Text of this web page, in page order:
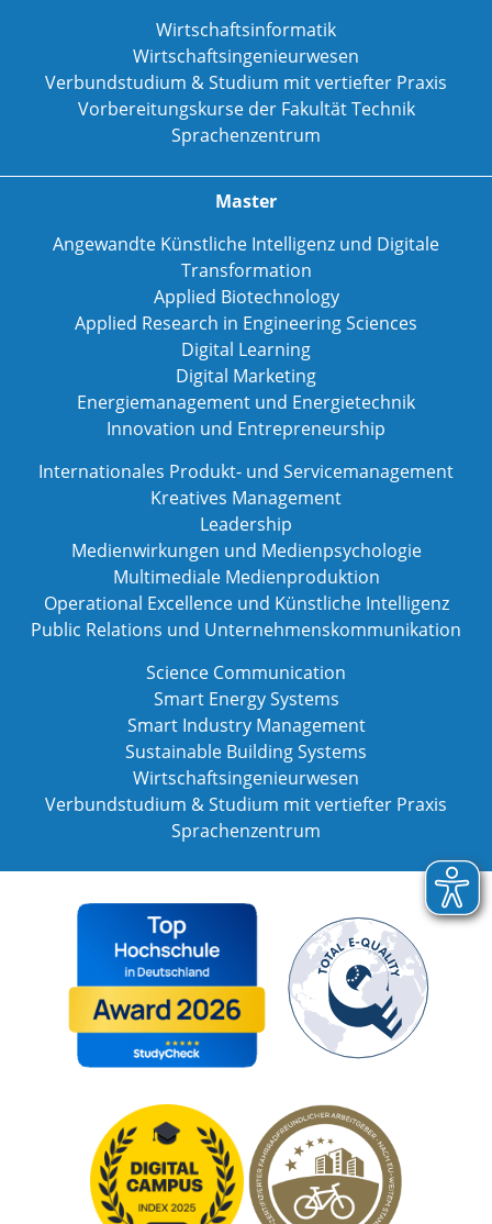
Wirtschaftsinformatik
Wirtschaftsingenieurwesen
Verbundstudium & Studium mit vertiefter Praxis
Vorbereitungskurse der Fakultät Technik
Sprachenzentrum
Master
Angewandte Künstliche Intelligenz und Digitale
Transformation
Applied Biotechnology
Applied Research in Engineering Sciences
Digital Learning
Digital Marketing
Energiemanagement und Energietechnik
Innovation und Entrepreneurship
Internationales Produkt- und Servicemanagement
Kreatives Management
Leadership
Medienwirkungen und Medienpsychologie
Multimediale Medienproduktion
Operational Excellence und Künstliche Intelligenz
Public Relations und Unternehmenskommunikation
Science Communication
Smart Energy Systems
Smart Industry Management
Sustainable Building Systems
Wirtschaftsingenieurwesen
Verbundstudium & Studium mit vertiefter Praxis
Sprachenzentrum